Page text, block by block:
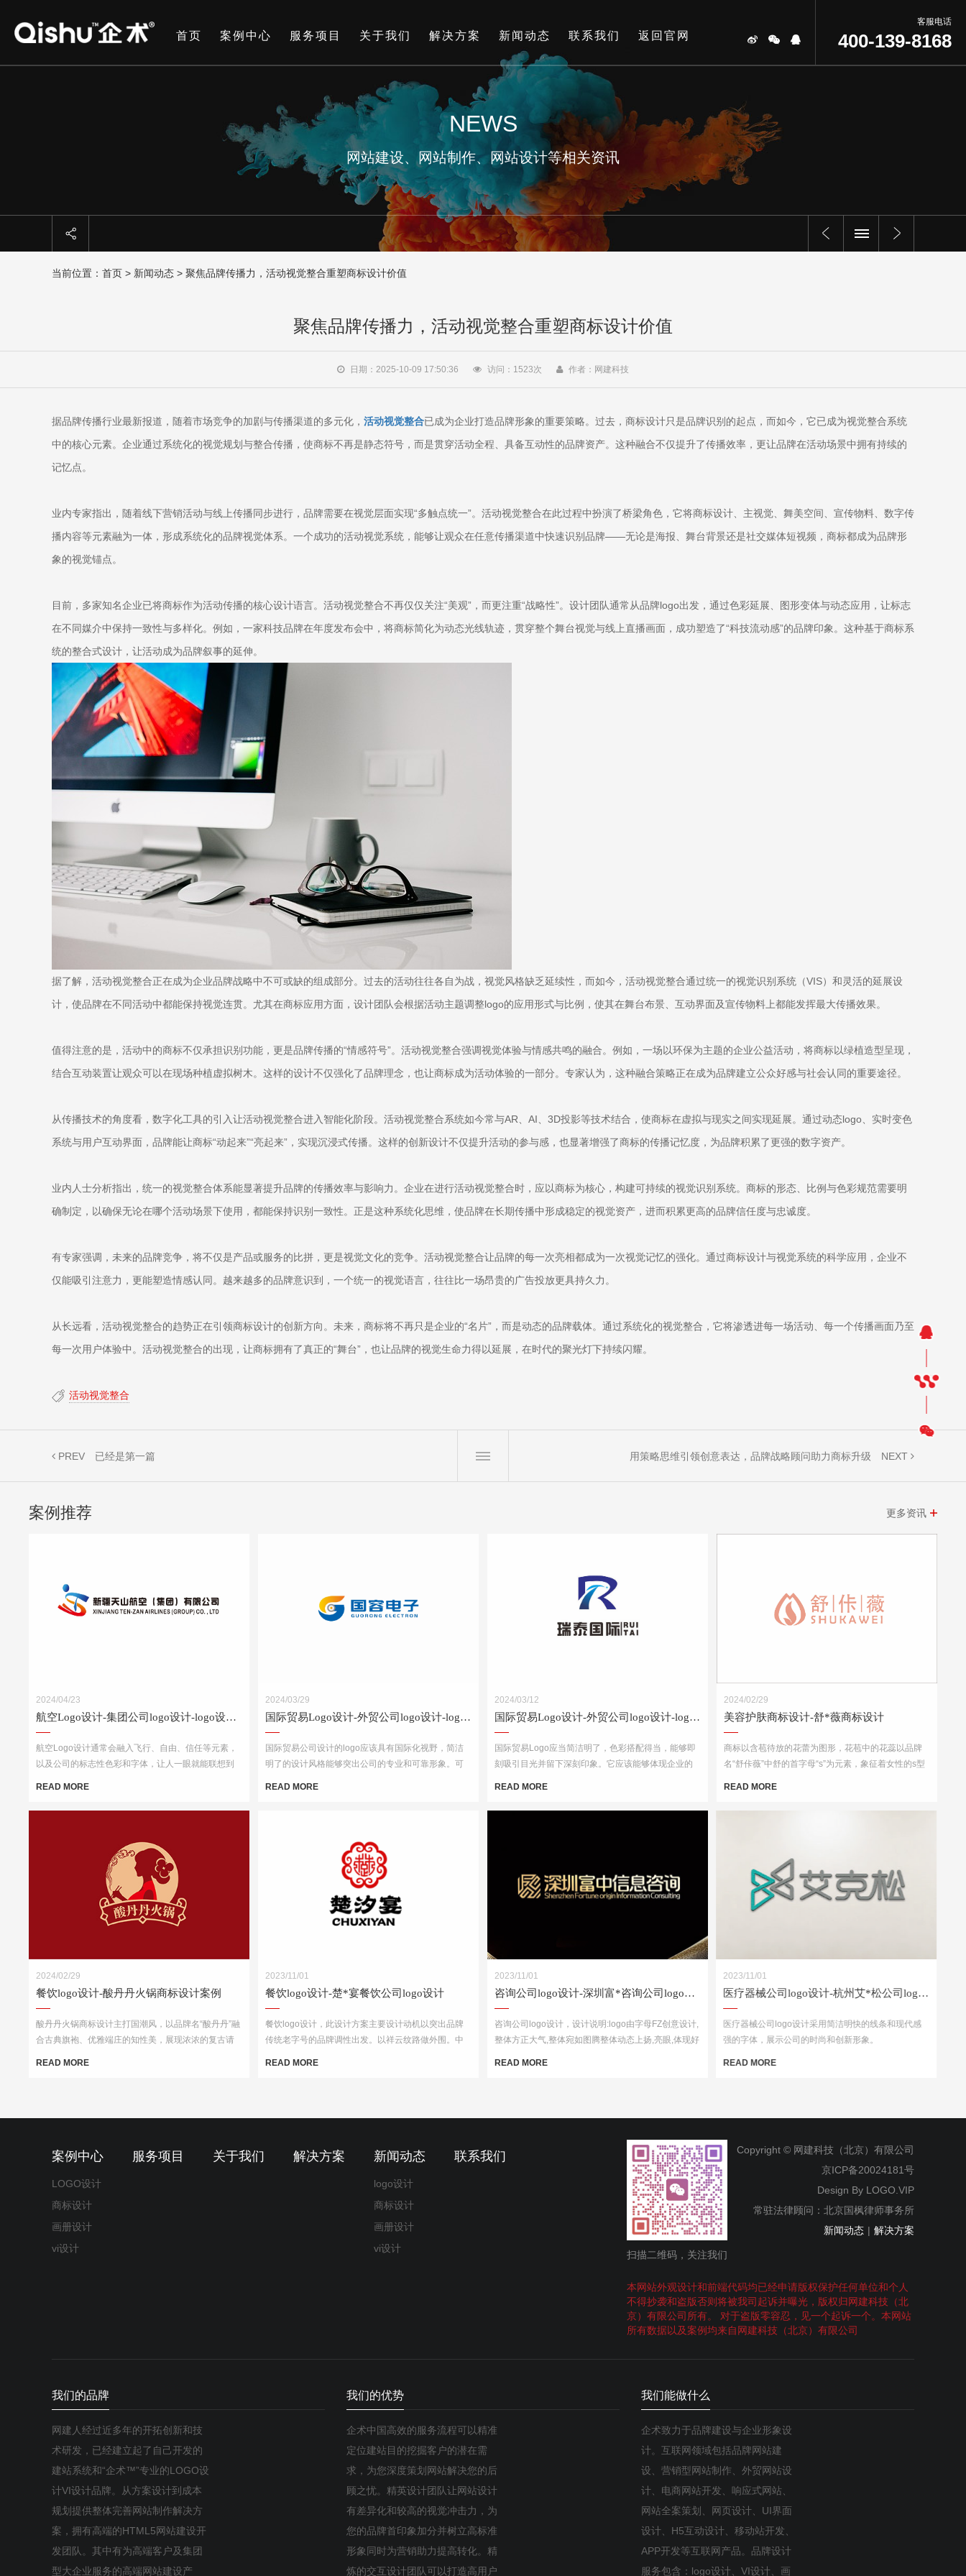
客服电话
400-139-8168
首页 案例中心 服务项目 关于我们 解决方案 新闻动态 联系我们 返回官网
NEWS
网站建设、网站制作、网站设计等相关资讯
当前位置： 首页 > 新闻动态 > 聚焦品牌传播力，活动视觉整合重塑商标设计价值
聚焦品牌传播力，活动视觉整合重塑商标设计价值
日期：2025-10-09 17:50:36 访问： 1523次 作者：网建科技
据品牌传播行业最新报道，随着市场竞争的加剧与传播渠道的多元化， 活动视觉整合已成为企业打造品牌形象的重要策略。过去，商标设计只是品牌识别的起点，而如今，它已成为视觉整合系统
中的核心元素。企业通过系统化的视觉规划与整合传播，使商标不再是静态符号，而是贯穿活动全程、具备互动性的品牌资产。这种融合不仅提升了传播效率，更让品牌在活动场景中拥有持续的
记忆点。
业内专家指出，随着线下营销活动与线上传播同步进行，品牌需要在视觉层面实现“多触点统一”。活动视觉整合在此过程中扮演了桥梁角色，它将商标设计、主视觉、舞美空间、宣传物料、数字传
播内容等元素融为一体，形成系统化的品牌视觉体系。一个成功的活动视觉系统，能够让观众在任意传播渠道中快速识别品牌——无论是海报、舞台背景还是社交媒体短视频，商标都成为品牌形
象的视觉锚点。
目前，多家知名企业已将商标作为活动传播的核心设计语言。活动视觉整合不再仅仅关注“美观”，而更注重“战略性”。设计团队通常从品牌logo出发，通过色彩延展、图形变体与动态应用，让标志
在不同媒介中保持一致性与多样化。例如，一家科技品牌在年度发布会中，将商标简化为动态光线轨迹，贯穿整个舞台视觉与线上直播画面，成功塑造了“科技流动感”的品牌印象。这种基于商标系
统的整合式设计，让活动成为品牌叙事的延伸。
据了解，活动视觉整合正在成为企业品牌战略中不可或缺的组成部分。过去的活动往往各自为战，视觉风格缺乏延续性，而如今，活动视觉整合通过统一的视觉识别系统（VIS）和灵活的延展设
计，使品牌在不同活动中都能保持视觉连贯。尤其在商标应用方面，设计团队会根据活动主题调整logo的应用形式与比例，使其在舞台布景、互动界面及宣传物料上都能发挥最大传播效果。
值得注意的是，活动中的商标不仅承担识别功能，更是品牌传播的“情感符号”。活动视觉整合强调视觉体验与情感共鸣的融合。例如，一场以环保为主题的企业公益活动，将商标以绿植造型呈现，
结合互动装置让观众可以在现场种植虚拟树木。这样的设计不仅强化了品牌理念，也让商标成为活动体验的一部分。专家认为，这种融合策略正在成为品牌建立公众好感与社会认同的重要途径。
从传播技术的角度看，数字化工具的引入让活动视觉整合进入智能化阶段。活动视觉整合系统如今常与AR、AI、3D投影等技术结合，使商标在虚拟与现实之间实现延展。通过动态logo、实时变色
系统与用户互动界面，品牌能让商标“动起来”“亮起来”，实现沉浸式传播。这样的创新设计不仅提升活动的参与感，也显著增强了商标的传播记忆度，为品牌积累了更强的数字资产。
业内人士分析指出，统一的视觉整合体系能显著提升品牌的传播效率与影响力。企业在进行活动视觉整合时，应以商标为核心，构建可持续的视觉识别系统。商标的形态、比例与色彩规范需要明
确制定，以确保无论在哪个活动场景下使用，都能保持识别一致性。正是这种系统化思维，使品牌在长期传播中形成稳定的视觉资产，进而积累更高的品牌信任度与忠诚度。
有专家强调，未来的品牌竞争，将不仅是产品或服务的比拼，更是视觉文化的竞争。活动视觉整合让品牌的每一次亮相都成为一次视觉记忆的强化。通过商标设计与视觉系统的科学应用，企业不
仅能吸引注意力，更能塑造情感认同。越来越多的品牌意识到，一个统一的视觉语言，往往比一场昂贵的广告投放更具持久力。
从长远看，活动视觉整合的趋势正在引领商标设计的创新方向。未来，商标将不再只是企业的“名片”，而是动态的品牌载体。通过系统化的视觉整合，它将渗透进每一场活动、每一个传播画面乃至
每一次用户体验中。活动视觉整合的出现，让商标拥有了真正的“舞台”，也让品牌的视觉生命力得以延展，在时代的聚光灯下持续闪耀。
活动视觉整合
PREV 已经是第一篇 NEXT
用策略思维引领创意表达，品牌战略顾问助力商标升级
案例推荐 更多资讯
2024/04/23
航空Logo设计-集团公司logo设计-logo设计公司
航空Logo设计通常会融入飞行、自由、信任等元素，
以及公司的标志性色彩和字体，让人一眼就能联想到
READ MORE
2024/03/29
国际贸易Logo设计-外贸公司logo设计-logo设计公司
国际贸易公司设计的logo应该具有国际化视野，简洁
明了的设计风格能够突出公司的专业和可靠形象。可
READ MORE
2024/03/12
国际贸易Logo设计-外贸公司logo设计-logo设计公司
国际贸易Logo应当简洁明了，色彩搭配得当，能够即
刻吸引目光并留下深刻印象。它应该能够体现企业的
媒介上的应用效果，如名片、网站、产品包装和宣传
READ MORE
2024/02/29
美容护肤商标设计-舒*薇商标设计
商标以含苞待放的花蕾为图形，花苞中的花蕊以品牌
名“舒佧薇”中舒的首字母“s”为元素，象征着女性的s型
READ MORE
2024/02/29
餐饮logo设计-酸丹丹火锅商标设计案例
酸丹丹火锅商标设计主打国潮风，以品牌名“酸丹丹”融
合古典旗袍、优雅端庄的知性美，展现浓浓的复古请
READ MORE
2023/11/01
餐饮logo设计-楚*宴餐饮公司logo设计
餐饮logo设计，此设计方案主要设计动机以突出品牌
传统老字号的品牌调性出发。以祥云纹路做外围。中
READ MORE
2023/11/01
咨询公司logo设计-深圳富*咨询公司logo设计案例
咨询公司logo设计，设计说明:logo由字母FZ创意设计,
整体方正大气,整体宛如图腾整体动态上扬,亮眼,体现好
READ MORE
2023/11/01
医疗器械公司logo设计-杭州艾*松公司logo设计案例
医疗器械公司logo设计采用简洁明快的线条和现代感
强的字体，展示公司的时尚和创新形象。
READ MORE
案例中心
LOGO设计
商标设计
画册设计
vi设计
服务项目 关于我们 解决方案 新闻动态
logo设计
商标设计
画册设计
vi设计
联系我们
扫描二维码，关注我们
Copyright © 网建科技（北京）有限公司
京ICP备20024181号
Design By LOGO.VIP
常驻法律顾问：北京国枫律师事务所
新闻动态 | 解决方案
本网站外观设计和前端代码均已经申请版权保护任何单位和个人
不得抄袭和盗版否则将被我司起诉并曝光，版权归网建科技（北
京）有限公司所有。 对于盗版零容忍，见一个起诉一个。本网站
所有数据以及案例均来自网建科技（北京）有限公司
我们的品牌
网建人经过近多年的开拓创新和技
术研发，已经建立起了自己开发的
建站系统和“企术™”专业的LOGO设
计VI设计品牌。从方案设计到成本
规划提供整体完善网站制作解决方
案，拥有高端的HTML5网站建设开
发团队。其中有为高端客户及集团
型大企业服务的高端网站建设产
我们的优势
企术中国高效的服务流程可以精准
定位建站目的挖掘客户的潜在需
求，为您深度策划网站解决您的后
顾之忧。精英设计团队让网站设计
有差异化和较高的视觉冲击力，为
您的品牌首印象加分并树立高标准
形象同时为营销助力提高转化。精
炼的交互设计团队可以打造高用户
我们能做什么
企术致力于品牌建设与企业形象设
计。互联网领域包括品牌网站建
设、营销型网站制作、外贸网站设
计、电商网站开发、响应式网站、
网站全案策划、网页设计、UI界面
设计、H5互动设计、移动站开发、
APP开发等互联网产品。品牌设计
服务包含：logo设计、VI设计、画